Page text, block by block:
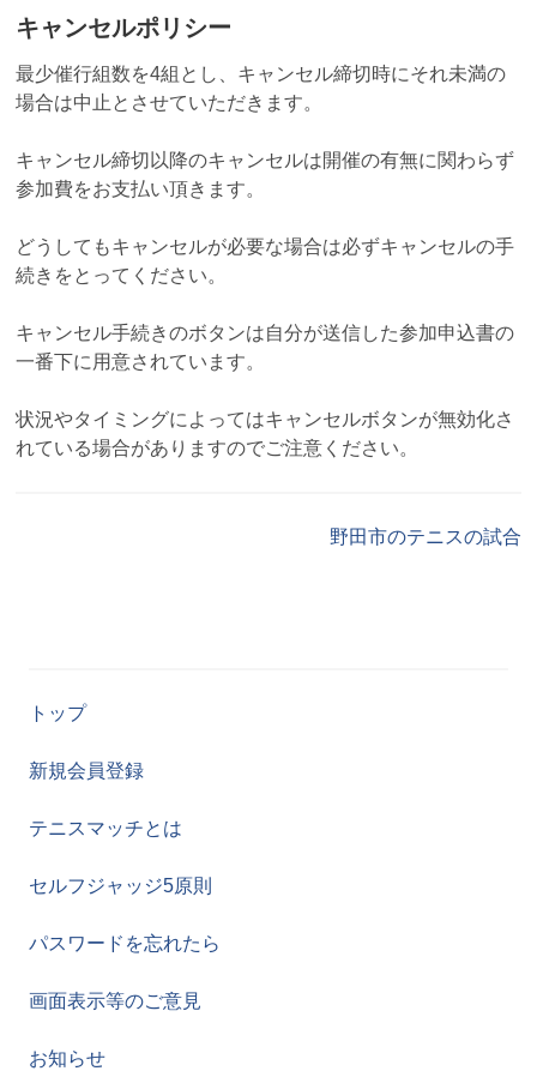
キャンセルポリシー
最少催行組数を4組とし、キャンセル締切時にそれ未満の
場合は中止とさせていただきます。
キャンセル締切以降のキャンセルは開催の有無に関わらず
参加費をお支払い頂きます。
どうしてもキャンセルが必要な場合は必ずキャンセルの手
続きをとってください。
キャンセル手続きのボタンは自分が送信した参加申込書の
一番下に用意されています。
状況やタイミングによってはキャンセルボタンが無効化さ
れている場合がありますのでご注意ください。
野田市のテニスの試合
トップ
新規会員登録
テニスマッチとは
セルフジャッジ5原則
パスワードを忘れたら
画面表示等のご意見
お知らせ